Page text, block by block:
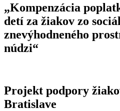
„Kompenzácia
detí za žiakov zo
znevýhodneného
núdzi“
Projekt podpory
Bratislave